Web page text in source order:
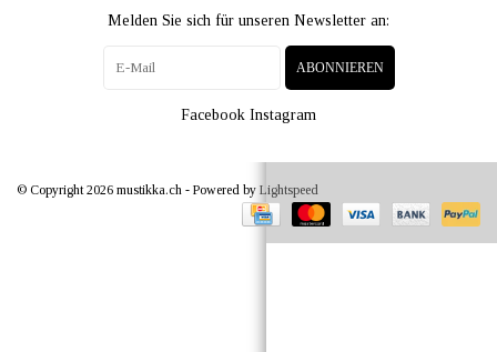
Melden Sie sich für unseren Newsletter an:
ABONNIEREN
Facebook Instagram
© Copyright 2026 mustikka.ch - Powered by Lightspeed